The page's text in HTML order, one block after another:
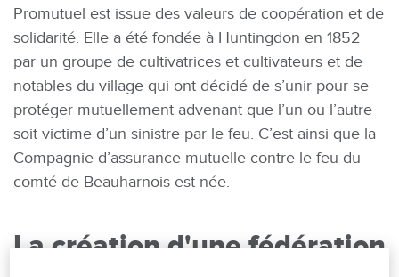
Promutuel est issue des valeurs de coopération et de
solidarité. Elle a été fondée à Huntingdon en 1852
par un groupe de cultivatrices et cultivateurs et de
notables du village qui ont décidé de s’unir pour se
protéger mutuellement advenant que l’un ou l’autre
soit victime d’un sinistre par le feu. C’est ainsi que la
Compagnie d’assurance mutuelle contre le feu du
comté de Beauharnois est née.
La création d'une fédération